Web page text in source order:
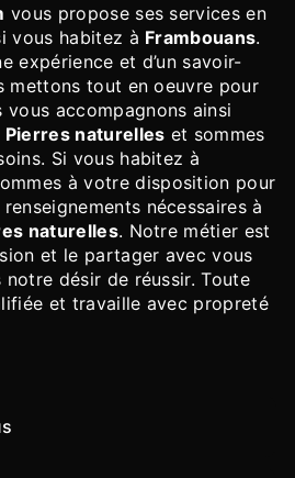
vous propose ses services en
vous habitez à Frambouans.
expérience et d’un savoir-
mettons tout en oeuvre pour
accompagnons ainsi
Pierres naturelles et sommes
Si vous habitez à
à votre disposition pour
nécessaires à
naturelles. Notre métier est
et le partager avec vous
désir de réussir. Toute
et travaille avec propreté